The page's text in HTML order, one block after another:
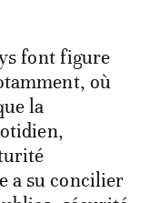
font figure
où
la
a su concilier